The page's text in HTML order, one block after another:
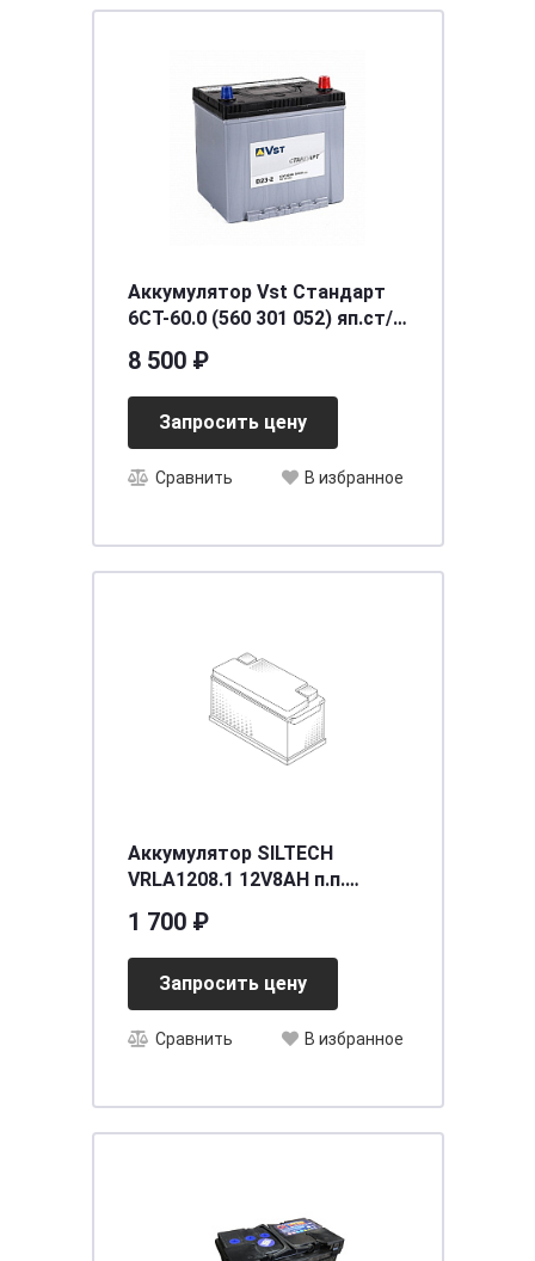
Аккумулятор Vst Стандарт
6СТ-60.0 (560 301 052) яп.ст/
8 500 ₽
Запросить цену
Сравнить В избранное
Аккумулятор SILTECH
VRLA1208.1 12V8AH п.п.
[д137ш76в124/???]
1 700 ₽
Запросить цену
Сравнить В избранное